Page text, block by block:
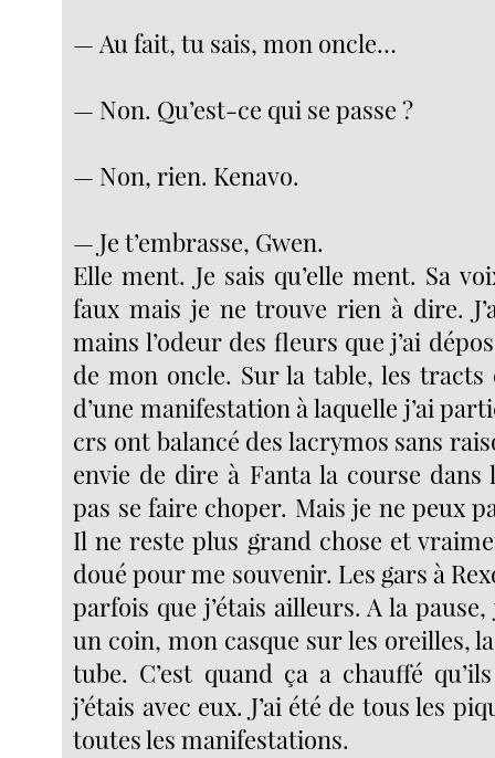
— Au fait, tu sais, mon oncle…
— Non. Qu’est-ce qui se passe ?
— Non, rien. Kenavo.
— Je t’embrasse, Gwen.
Elle ment. Je sais qu’elle ment. Sa
faux mais je ne trouve rien à dire.
mains l’odeur des fleurs que j’ai
de mon oncle. Sur la table, les tracts
d’une manifestation à laquelle j’ai
crs ont balancé des lacrymos sans
envie de dire à Fanta la course
pas se faire choper. Mais je ne peux
Il ne reste plus grand chose et
doué pour me souvenir. Les gars à
parfois que j’étais ailleurs. A la pause,
un coin, mon casque sur les oreilles,
tube. C’est quand ça a chauffé
j’étais avec eux. J’ai été de tous les
toutes les manifestations.